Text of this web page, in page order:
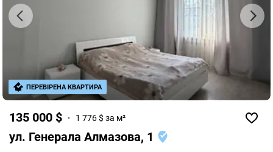
135 000 $ 1 776 $ за м²
ул. Генерала Алмазова, 1
ПЕРЕВІРЕНА КВАРТИРА